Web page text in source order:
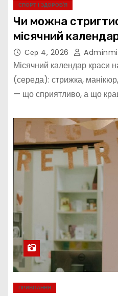
СПОРТ І ЗДОРОВ’Я
Чи можна
місячний
Сер 4, 2026
Місячний календар краси
(середа): стрижка,
— що сприятливо, а що
ПРИВІТАННЯ